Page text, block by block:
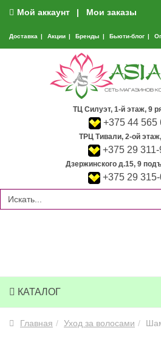
Мой аккаунт Мои заказы
Доставка Акции Бренды Бьюти-блог
ТЦ Силуэт, 1-й этаж, 9
+375 44 565
ТРЦ Тивали, 2-ой
+375 29
Дзержинского д.15, 9
+375 29
КАТАЛОГ
Главная Уход за волосами